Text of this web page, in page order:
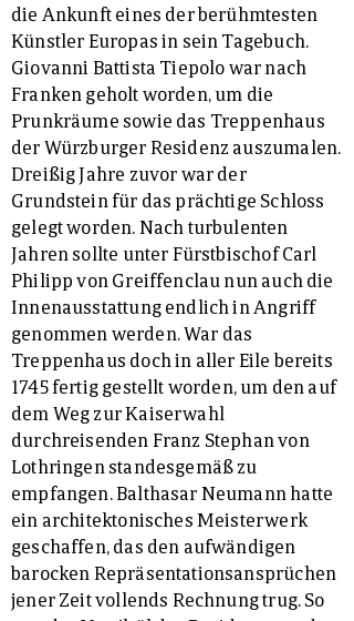
die Ankunft eines der berühmtesten
Künstler Europas in sein Tagebuch.
Giovanni Battista Tiepolo war nach
Franken geholt worden, um die
Prunkräume sowie das Treppenhaus
der Würzburger Residenz auszumalen.
Dreißig Jahre zuvor war der
Grundstein für das prächtige Schloss
gelegt worden. Nach turbulenten
Jahren sollte unter Fürstbischof Carl
Philipp von Greiffenclau nun auch die
Innenausstattung endlich in Angriff
genommen werden. War das
Treppenhaus doch in aller Eile bereits
1745 fertig gestellt worden, um den auf
dem Weg zur Kaiserwahl
durchreisenden Franz Stephan von
Lothringen standesgemäß zu
empfangen. Balthasar Neumann hatte
ein architektonisches Meisterwerk
geschaffen, das den aufwändigen
barocken Repräsentationsansprüchen
jener Zeit vollends Rechnung trug. So